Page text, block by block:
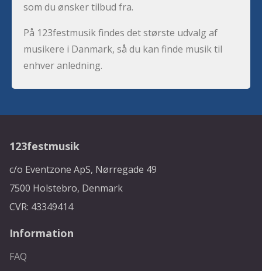
som du ønsker tilbud fra.
På 123festmusik findes det største udvalg af
musikere i Danmark, så du kan finde musik til
enhver anledning.
123festmusik
c/o Eventzone ApS, Nørregade 49
7500 Holstebro, Denmark
CVR: 43349414
Information
FAQ